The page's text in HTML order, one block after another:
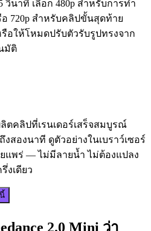
วินาที เลือก 480p สำหรับการทำ
720p สำหรับคลิปขั้นสุดท้าย
อให้โหมดปรับตัวรับรูปทรงจาก
มัติ
ลิตคลิปที่เรนเดอร์เสร็จสมบูรณ์
สองนาที ดูตัวอย่างในเบราว์เซอร์
แพร่ — ไม่มีลายน้ำ ไม่ต้องแปลง
งเดียว
2.0 Mini ว่า